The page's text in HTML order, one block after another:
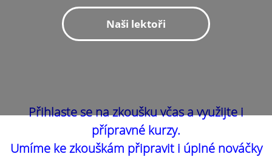
Naši lektoři
Přihlaste se na zkoušku včas a využijte i
přípravné kurzy.
Umíme ke zkouškám připravit i úplné nováčky